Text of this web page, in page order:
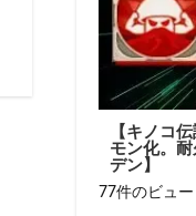
【キノコ
モン化。
デン】
77件のビュー